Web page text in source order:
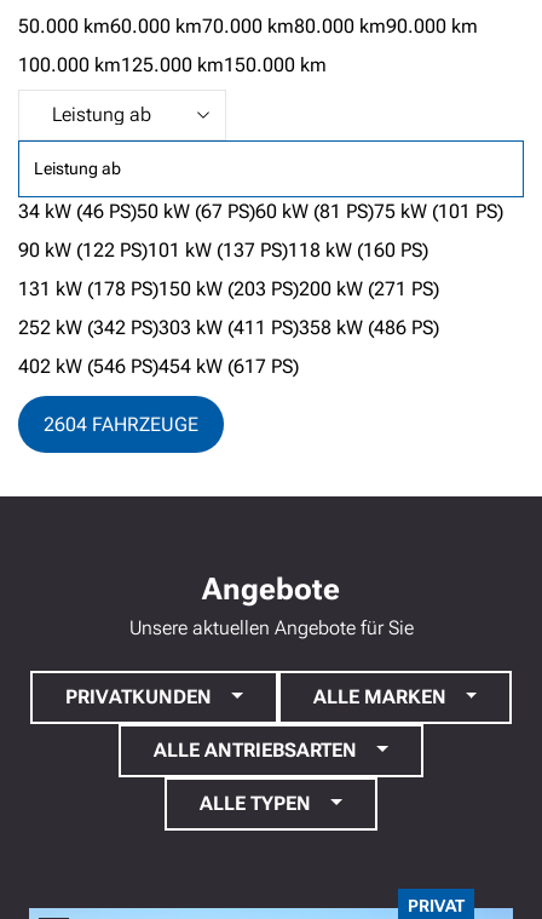
50.000 km60.000 km70.000 km80.000 km90.000 km
100.000 km125.000 km150.000 km
Leistung ab
34 kW (46 PS)50 kW (67 PS)60 kW (81 PS)75 kW (101 PS)
90 kW (122 PS)101 kW (137 PS)118 kW (160 PS)
131 kW (178 PS)150 kW (203 PS)200 kW (271 PS)
252 kW (342 PS)303 kW (411 PS)358 kW (486 PS)
402 kW (546 PS)454 kW (617 PS)
L
A
E
2604 FAHRZEUGE
Angebote
Unsere aktuellen Angebote für Sie
PRIVATKUNDEN ALLE MARKEN
ALLE ANTRIEBSARTEN
ALLE TYPEN
PRIVAT